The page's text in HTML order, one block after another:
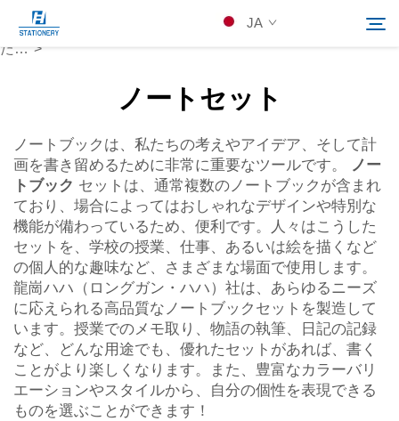
ノートブック
セットは、複数のノートがセットになっており、便利です。ま
た…">
JA
会社概要
カスタムソリューション
リソース
Kontakuto Us
ノートセット
ノートブックは、私たちの考えやアイデア、そして計
画を書き留めるために非常に重要なツールです。
ノー
トブック セットは、通常複数のノートブックが含まれ
ており、場合によってはおしゃれなデザインや特別な
機能が備わっているため、便利です。人々はこうした
セットを、学校の授業、仕事、あるいは絵を描くなど
の個人的な趣味など、さまざまな場面で使用します。
龍崗ハハ（ロングガン・ハハ）社は、あらゆるニーズ
に応えられる高品質なノートブックセットを製造して
います。授業でのメモ取り、物語の執筆、日記の記録
など、どんな用途でも、優れたセットがあれば、書く
ことがより楽しくなります。また、豊富なカラーバリ
エーションやスタイルから、自分の個性を表現できる
ものを選ぶことができます！